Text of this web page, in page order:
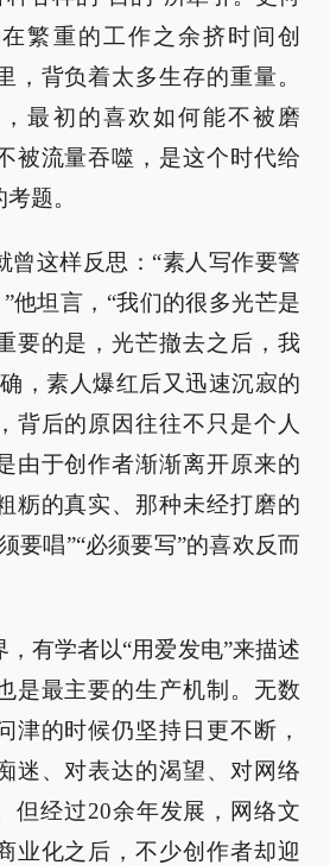
繁重的工作之余挤时间创
，背负着太多生存的重量。
最初的喜欢如何能不被磨
被流量吞噬，是这个时代给
题。
曾这样反思：“素人写作要警
他坦言，“我们的很多光芒是
要的是，光芒撤去之后，我
，素人爆红后又迅速沉寂的
背后的原因往往不只是个人
由于创作者渐渐离开原来的
粝的真实、那种未经打磨的
要唱”“必须要写”的喜欢反而
有学者以“用爱发电”来描述
是最主要的生产机制。无数
津的时候仍坚持日更不断，
迷、对表达的渴望、对网络
但经过20余年发展，网络文
业化之后，不少创作者却迎